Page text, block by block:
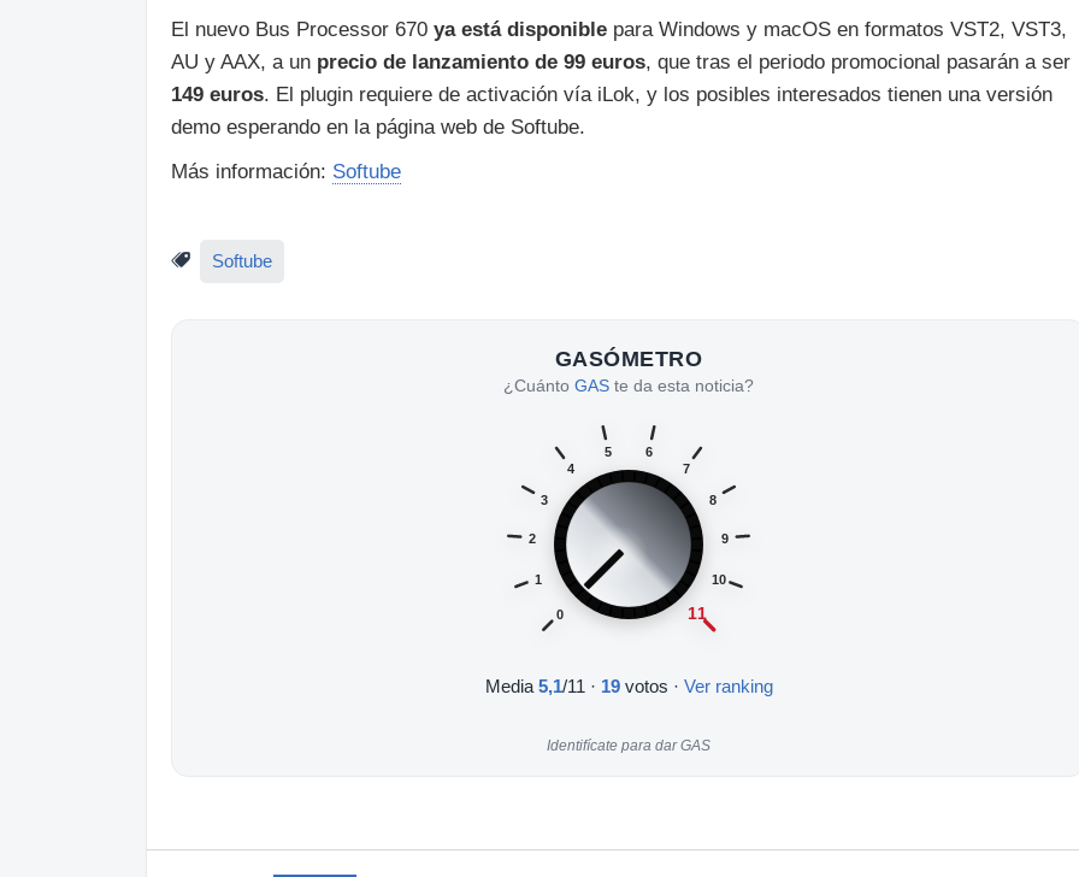
El nuevo Bus Processor 670 ya está disponible para Windows y macOS en formatos VST2, VST3,
AU y AAX, a un precio de lanzamiento de 99 euros, que tras el periodo promocional pasarán a ser
149 euros. El plugin requiere de activación vía iLok, y los posibles interesados tienen una versión
demo esperando en la página web de Softube.
Más información: Softube
Softube
GASÓMETRO
¿Cuánto GAS te da esta noticia?
0
1
2
3
4
5
6
7
8
9
10
11
Media5,1/11 · 19 votos · Ver ranking
Identifícate para dar GAS